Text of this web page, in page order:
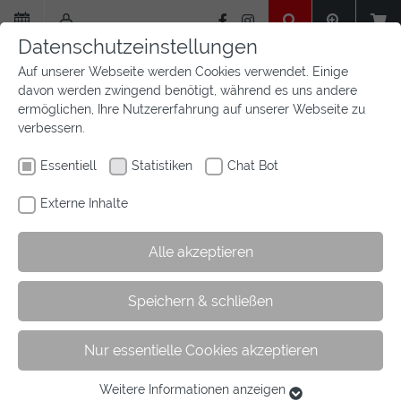
Zum
Hauptinhalt
springen
Sie
hier:
Startseite Aktuelles Newsfeed
Schulung zu „Sitzoptimierern“
Datenschutzeinstellungen
Auf unserer Webseite werden Cookies verwendet. Einige
davon werden zwingend benötigt, während es uns andere
ermöglichen, Ihre Nutzererfahrung auf unserer Webseite zu
verbessern.
Essentiell Statistiken Chat Bot
Externe Inhalte
Alle akzeptieren
Speichern & schließen
Nur essentielle Cookies akzeptieren
Weitere Informationen anzeigen